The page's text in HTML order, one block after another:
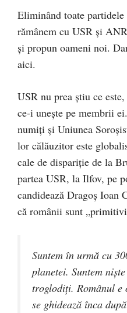
Eliminând toate partidele
rămânem cu USR și
și propun oameni noi.
aici.
USR nu prea știu ce
ce-i unește pe membrii
numiți și Uniunea
lor călăuzitor este
cale de dispariție de la
partea USR, la Ilfov, pe
candidează Dragoș Ioan
că românii sunt
Suntem în urmă cu
planetei. Suntem
troglodiți. Românul
se ghidează înca